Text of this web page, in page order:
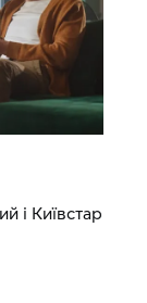
і Київстар